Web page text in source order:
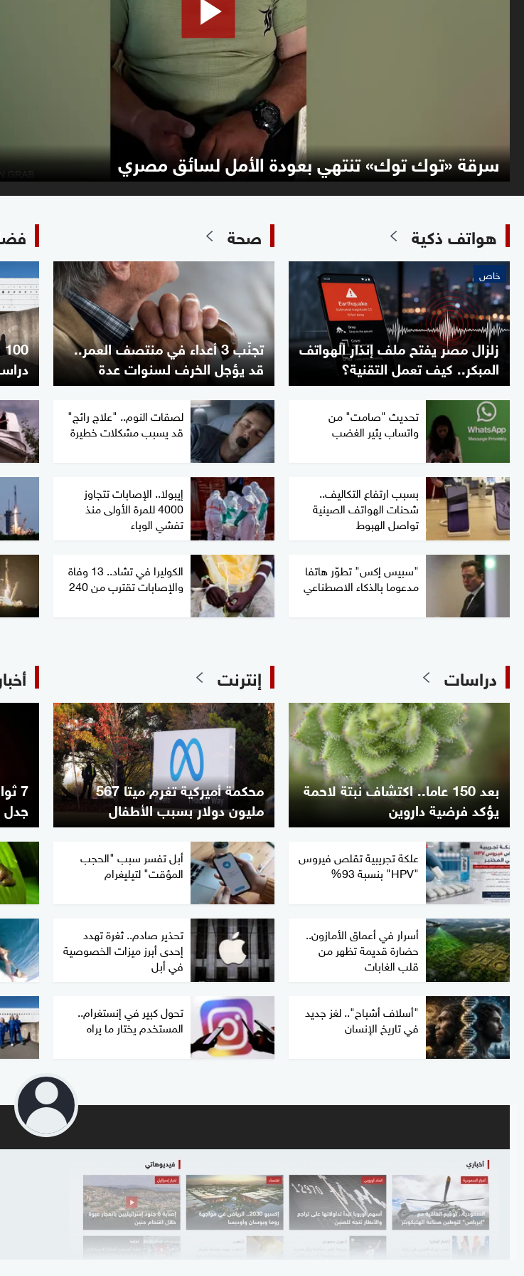
سرقة «توك توك» تنتهي بعودة الأمل لسائق مصري
هواتف ذكية
زلزال مصر يفتح ملف إنذار الهواتف
المبكر.. كيف تعمل التقنية؟
خاص
تحديث "صامت" من
واتساب يثير الغضب
بسبب ارتفاع التكاليف..
شحنات الهواتف الصينية
تواصل الهبوط
"سبيس إكس" تطوّر هاتفا
مدعوما بالذكاء الاصطناعي
صحة
تجنّب 3 أعداء في منتصف العمر..
قد يؤجل الخرف لسنوات عدة
لصقات النوم.. "علاج رائج"
قد يسبب مشكلات خطيرة
إيبولا.. الإصابات تتجاوز
4000 للمرة الأولى منذ
تفشي الوباء
الكوليرا في تشاد.. 13 وفاة
والإصابات تقترب من 240
دراسات
بعد 150 عاما.. اكتشاف نبتة لاحمة
يؤكد فرضية داروين
علكة تجريبية تقلص فيروس
"HPV" بنسبة 93%
أسرار في أعماق الأمازون..
حضارة قديمة تظهر من
قلب الغابات
"أسلاف أشباح".. لغز جديد
في تاريخ الإنسان
إنترنت
محكمة أميركية تغرم ميتا 567
مليون دولار بسبب الأطفال
أبل تفسر سبب "الحجب
المؤقت" لتيليغرام
تحذير صادم.. ثغرة تهدد
إحدى أبرز ميزات الخصوصية
في أبل
تحول كبير في إنستغرام..
المستخدم يختار ما يراه
7
جدل